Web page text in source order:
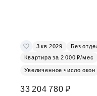
3 кв 2029 Без
Квартира за 2 000 ₽/мес
Увеличенное число окон
33 204 780 ₽